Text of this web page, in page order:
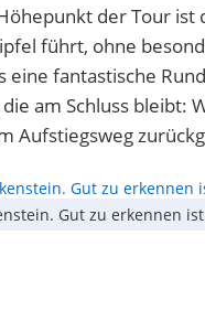
der Tour
führt, ohne
fantastische
am Schluss bleibt:
Aufstiegsweg
Gut zu erkennen